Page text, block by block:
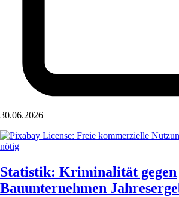
30.06.2026
Statistik: Kriminalität gegen
Bauunternehmen